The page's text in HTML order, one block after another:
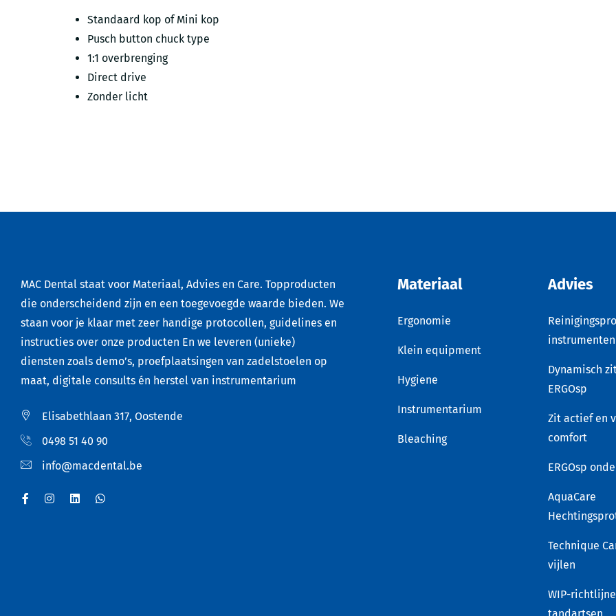
Standaard kop of Mini kop
Pusch button chuck type
1:1 overbrenging
Direct drive
Zonder licht
MAC Dental staat voor Materiaal, Advies en Care. Topproducten
die onderscheidend zijn en een toegevoegde waarde bieden. We
staan voor je klaar met zeer handige protocollen, guidelines en
instructies over onze producten En we leveren (unieke)
diensten zoals demo’s, proefplaatsingen van zadelstoelen op
maat, digitale consults én herstel van instrumentarium
Elisabethlaan 317, Oostende
0498 51 40 90
info@macdental.be
Materiaal
Ergonomie
Klein equipment
Hygiene
Instrumentarium
Bleaching
Advies
instrumenten
Dynamisch
ERGOsp
Zit actief en
comfort
ERGOsp
AquaCare
Technique
vijlen
WIP-